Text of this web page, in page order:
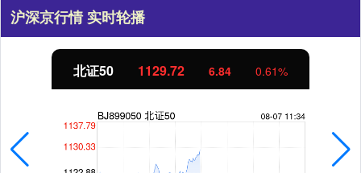
沪深京行情 实时轮播
北证50 1129.72 6.84 0.61%